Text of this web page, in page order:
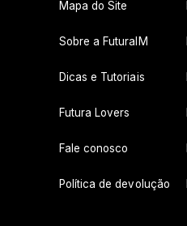
Mapa do Site
Sobre a FuturaIM
Dicas e Tutoriais
Futura Lovers
Fale conosco
Política de devolução